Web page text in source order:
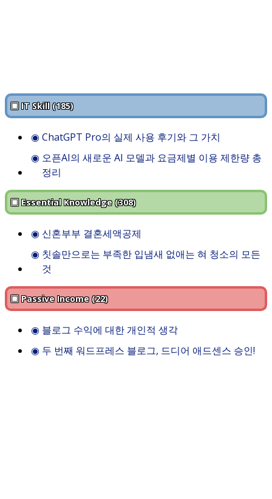
▣ IT Skill (185)
◉ ChatGPT Pro의 실제 사용 후기와 그 가치
◉ 오픈AI의 새로운 AI 모델과 요금제별 이용 제한량 총
정리
▣ Essential Knowledge (308)
◉ 신혼부부 결혼세액공제
◉ 칫솔만으로는 부족한 입냄새 없애는 혀 청소의 모든
것
▣ Passive Income (22)
◉ 블로그 수익에 대한 개인적 생각
◉ 두 번째 워드프레스 블로그, 드디어 애드센스 승인!